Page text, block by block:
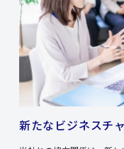
新たなビジネスチ